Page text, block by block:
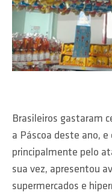
Brasileiros gastaram
a Páscoa deste ano,
principalmente pelo
sua vez, apresentou
supermercados e